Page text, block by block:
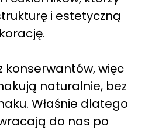
i estetyczną
konserwantów, więc
naturalnie, bez
Właśnie dlatego
do nas po